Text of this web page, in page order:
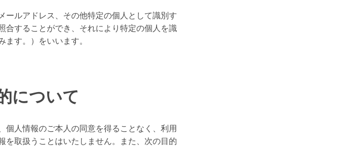
ールアドレス、その他特定の個人として識別す
合することができ、それにより特定の個人を識
ます。）をいいます。
について
個人情報のご本人の同意を得ることなく、利用
を取扱うことはいたしません。また、次の目的